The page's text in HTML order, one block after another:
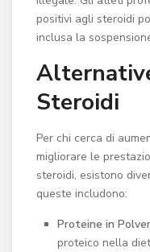
positivi agli steroidi
inclusa la
Steroidi
Per chi cerca di
migliorare le
steroidi, esistono
queste includono:
Proteine in
proteico nella